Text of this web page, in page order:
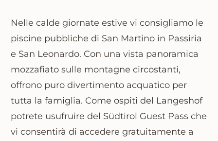
Nelle calde giornate estive vi consigliamo le
piscine pubbliche di San Martino in Passiria
e San Leonardo. Con una vista panoramica
mozzafiato sulle montagne circostanti,
offrono puro divertimento acquatico per
tutta la famiglia. Come ospiti del Langeshof
potrete usufruire del Südtirol Guest Pass che
vi consentirà di accedere gratuitamente a